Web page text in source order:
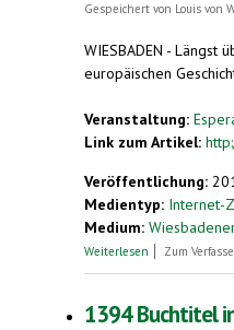
Gespeichert von Louis von
WIESBADEN -
europäischen
Veranstaltung:
Link zum Artikel:
Veröffentlichung:
Medientyp: Internet-
Medium:
Weiterlesen über Biennale
Zum
1394 Buchtitel